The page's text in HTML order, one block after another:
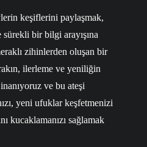
keşiflerini paylaşmak,
bir bilgi arayışına
zihinlerden oluşan bir
ilerleme ve yeniliğin
ve bu ateşi
yeni ufuklar keşfetmenizi
kucaklamanızı sağlamak